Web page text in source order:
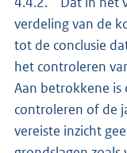
verdeling van de
tot de conclusie
het controleren
Aan betrokkene
controleren of de
vereiste inzicht